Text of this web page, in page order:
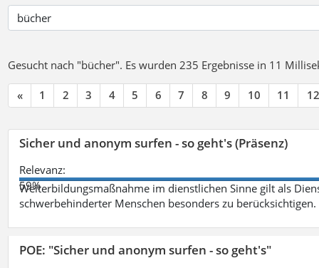
Gesucht nach "bücher". Es wurden 235 Ergebnisse in 11
« 1 2 3 4 5 6 7 8 9 10 11 12
Sicher und anonym surfen - so geht's (Präsenz)
Relevanz:
59%
Weiterbildungsmaßnahme im dienstlichen Sinne gilt als
schwerbehinderter Menschen besonders zu berücksichtigen.
POE: "Sicher und anonym surfen - so geht's"